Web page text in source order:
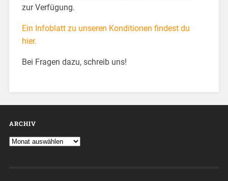
zur Verfügung.
Ein Infoblatt zu unseren Konditionen findest du
hier.
Bei Fragen dazu, schreib uns!
ARCHIV